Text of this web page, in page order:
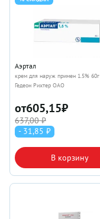
Аэртал
крем для наруж примен 1.5% 60г
Гедеон Рихтер ОАО
от605,15₽
637,00 ₽
- 31,85 ₽
В корзину